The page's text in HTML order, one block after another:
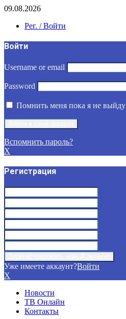
09.08.2026
Рег. / Войти
Войти
Username or email
Password
Помнить меня пока я не выйду
Вспомнить пароль?
X
Регистрация
Уже имеете аккаунт?Войти
X
Новости
ТВ Онлайн
Контакты